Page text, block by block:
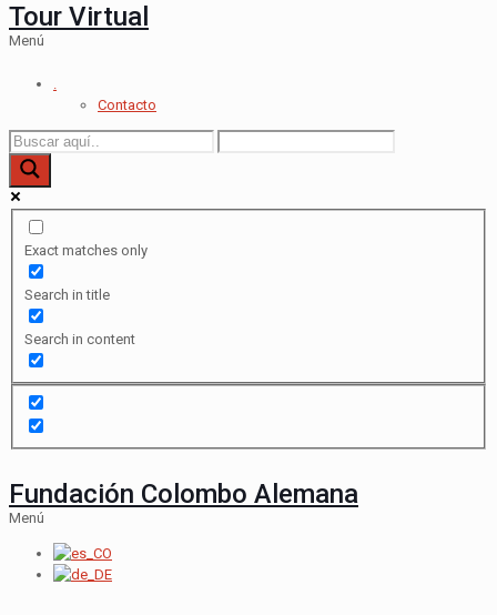
Tour Virtual
Menú
.
Contacto
Exact matches only
Search in title
Search in content
Fundación Colombo Alemana
Menú